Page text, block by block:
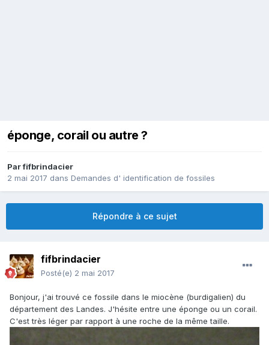
éponge, corail ou autre ?
Parfifbrindacier
2 mai 2017 dans Demandes d' identification de fossiles
Répondre à ce sujet
fifbrindacier
Posté(e) 2 mai 2017
Bonjour, j'ai trouvé ce fossile dans le miocène (burdigalien) du
département des Landes. J'hésite entre une éponge ou un corail.
C'est très léger par rapport à une roche de la même taille.